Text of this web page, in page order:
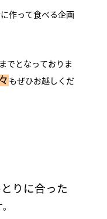
作って食べる企画
までとなっておりま
もぜひお越しくだ
りに合った